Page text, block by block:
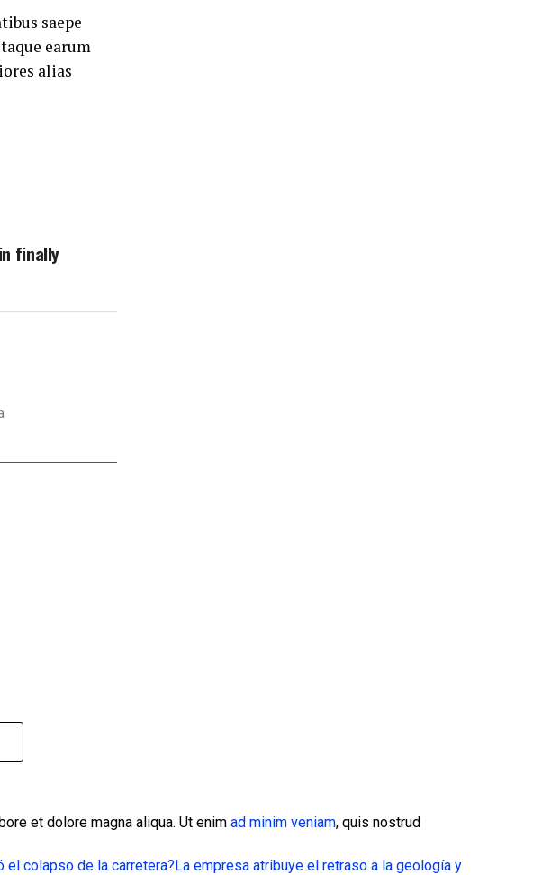
saepe
earum
alias
finally
et dolore magna aliqua. Ut enim ad minim veniam, quis nostrud
el colapso de la carretera?La empresa atribuye el retraso a la geología y